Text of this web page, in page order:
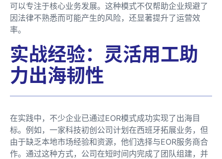
可以专注于核心业务发展。这种模式不仅帮助企业规避了
因法律不熟悉而可能产生的风险，还显著提升了运营效
率。
实战经验：灵活用工助
力出海韧性
在实践中，不少企业已通过EOR模式成功实现了出海目
标。例如，一家科技初创公司计划在西班牙拓展业务，但
由于缺乏本地市场经验和资源，他们选择与EOR服务商合
作。通过这种方式，公司在短时间内完成了团队组建，并